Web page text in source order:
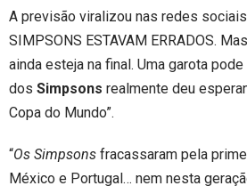
A previsão viralizou nas redes
SIMPSONS ESTAVAM ERRADOS.
ainda esteja na final. Uma garota
dosSimpsons realmente deu
Copa do Mundo”.
“Os Simpsons fracassaram pela
México e Portugal… nem nesta